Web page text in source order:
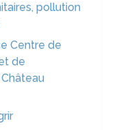
pollution
Centre de
de